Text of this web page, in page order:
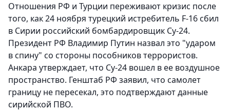
Отношения РФ и Турции переживают кризис после
того, как 24 ноября турецкий истребитель F-16 сбил
в Сирии российский бомбардировщик Су-24.
Президент РФ Владимир Путин назвал это "ударом
в спину" со стороны пособников террористов.
Анкара утверждает, что Су-24 вошел в ее воздушное
пространство. Генштаб РФ заявил, что самолет
границу не пересекал, это подтверждают данные
сирийской ПВО.